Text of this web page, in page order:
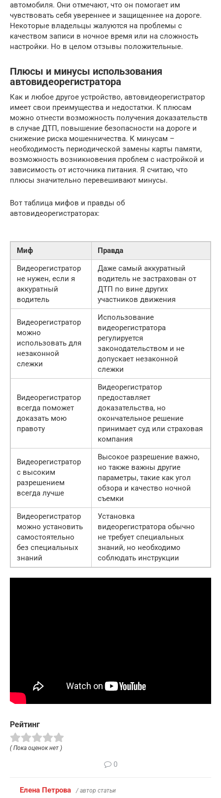
автомобиля. Они отмечают, что он помогает им
чувствовать себя увереннее и защищеннее на дороге.
Некоторые владельцы жалуются на проблемы с
качеством записи в ночное время или на сложность
настройки. Но в целом отзывы положительные.
Плюсы и минусы использования
автовидеорегистратора
Как и любое другое устройство, автовидеорегистратор
имеет свои преимущества и недостатки. К плюсам
можно отнести возможность получения доказательств
в случае ДТП, повышение безопасности на дороге и
снижение риска мошенничества. К минусам –
необходимость периодической замены карты памяти,
возможность возникновения проблем с настройкой и
зависимость от источника питания. Я считаю, что
плюсы значительно перевешивают минусы.
Вот таблица мифов и правды об
автовидеорегистраторах:
Миф
Правда
Видеорегистратор
не нужен, если я
аккуратный
водитель
Даже самый аккуратный
водитель не застрахован от
ДТП по вине других
участников движения
Видеорегистратор
можно
использовать для
незаконной
слежки
Использование
видеорегистратора
регулируется
законодательством и не
допускает незаконной
слежки
Видеорегистратор
всегда поможет
доказать мою
правоту
Видеорегистратор
предоставляет
доказательства, но
окончательное решение
принимает суд или страховая
компания
Видеорегистратор
с высоким
разрешением
всегда лучше
Высокое разрешение важно,
но также важны другие
параметры, такие как угол
обзора и качество ночной
съемки
Видеорегистратор
можно установить
самостоятельно
без специальных
знаний
Установка
видеорегистратора обычно
не требует специальных
знаний, но необходимо
соблюдать инструкции
Рейтинг
( Пока оценок нет )
0
Елена Петрова / автор статьи